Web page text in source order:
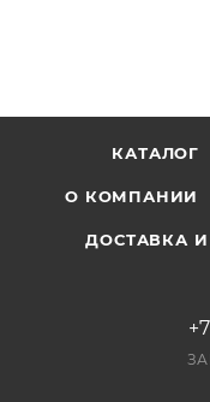
КАТАЛОГ
О КОМПАНИИ
ДОСТАВКА